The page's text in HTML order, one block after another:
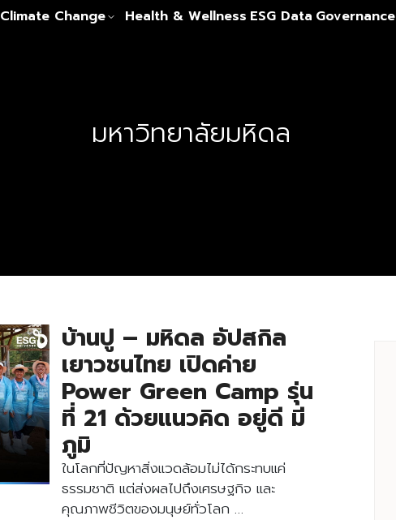
Climate Change Health & Wellness ESG Data Governance
มหาวิทยาลัยมหิดล
บ้านปู – มหิดล อัปสกิล
เยาวชนไทย เปิดค่าย
Power Green Camp รุ่น
ที่ 21 ด้วยแนวคิด อยู่ดี มี
ภูมิ
ในโลกที่ปัญหาสิ่งแวดล้อมไม่ได้กระทบแค่
ธรรมชาติ แต่ส่งผลไปถึงเศรษฐกิจ และ
คุณภาพชีวิตของมนุษย์ทั่วโลก …